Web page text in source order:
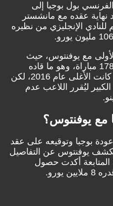
بول بوجبا إلى
عقده مع مانشستر
للنادي الإنجليزي من نظيره
مع يوفنتوس، حيث
أحرز 34 هدفًا وصنع 40 في 178 مباراة، وهو ما قاده
للعودة إلى يونايتد في صفقة كانت الأغلى عام 2016، لكن
ليُقرر اللاعب عدم
مع يوفنتوس؟
بوجبا وتوقيعه على عقد
2026، ولم يكشف يوفنتوس عن التفاصيل
المتابعة أكدت حصول